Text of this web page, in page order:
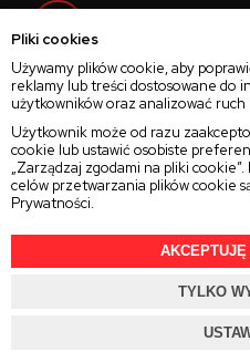
Pliki cookies
Używamy plików cookie, aby
reklamy lub treści dostosowane do
użytkowników oraz analizować
Użytkownik może od razu
cookie lub ustawić osobiste
„Zarządzaj zgodami na pliki
celów przetwarzania plików cookie
Prywatności.
TYLKO
Instagram
Twitter
2025 © Wszelkie Prawa